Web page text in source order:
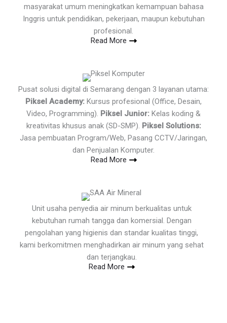
masyarakat umum meningkatkan kemampuan bahasa
Inggris untuk pendidikan, pekerjaan, maupun kebutuhan
profesional.
Read More
Pusat solusi digital di Semarang dengan 3 layanan utama:
Piksel Academy: Kursus profesional (Office, Desain,
Video, Programming). Piksel Junior: Kelas koding &
kreativitas khusus anak (SD-SMP). Piksel Solutions:
Jasa pembuatan Program/Web, Pasang CCTV/Jaringan,
dan Penjualan Komputer.
Read More
Unit usaha penyedia air minum berkualitas untuk
kebutuhan rumah tangga dan komersial. Dengan
pengolahan yang higienis dan standar kualitas tinggi,
kami berkomitmen menghadirkan air minum yang sehat
dan terjangkau.
Read More